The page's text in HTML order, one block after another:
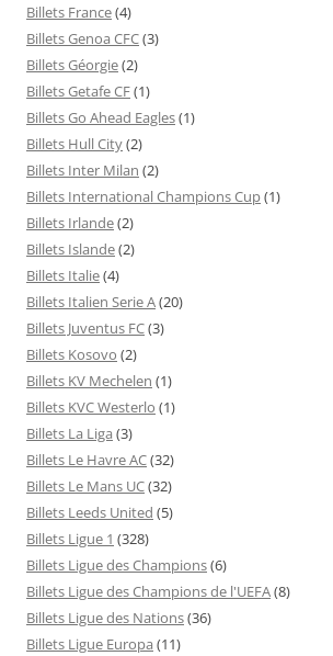
Billets France(4)
Billets Genoa CFC(3)
Billets Géorgie(2)
Billets Getafe CF(1)
Billets Go Ahead Eagles(1)
Billets Hull City(2)
Billets Inter Milan (2)
Billets International Champions Cup(1)
Billets Irlande(2)
Billets Islande(2)
Billets Italie(4)
Billets Italien Serie A(20)
Billets Juventus FC(3)
Billets Kosovo (2)
Billets KV Mechelen (1)
Billets KVC Westerlo (1)
Billets La Liga (3)
Billets Le Havre AC(32)
Billets Le Mans UC(32)
Billets Leeds United (5)
Billets Ligue 1 (328)
Billets Ligue des Champions(6)
Billets Ligue des Champions de l'UEFA(8)
Billets Ligue des Nations(36)
Billets Ligue Europa (11)